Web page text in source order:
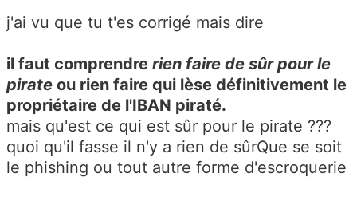
j'ai vu que tu t'es corrigé mais dire
il faut comprendre rien faire de sûr pour le
pirate ou rien faire qui lèse définitivement le
propriétaire de l'IBAN piraté.
mais qu'est ce qui est sûr pour le pirate ???
quoi qu'il fasse il n'y a rien de sûrQue se soit
le phishing ou tout autre forme d'escroquerie